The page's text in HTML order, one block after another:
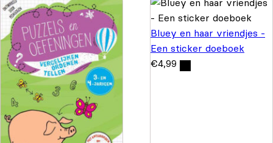
Bluey en haar vriendjes -
Een sticker doeboek
€4,99